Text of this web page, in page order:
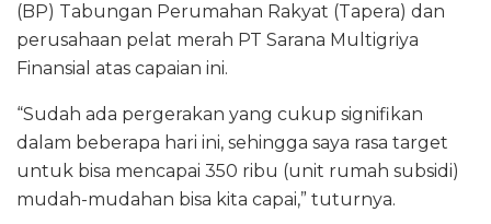
(BP) Tabungan Perumahan Rakyat (Tapera) dan
perusahaan pelat merah PT Sarana Multigriya
Finansial atas capaian ini.
“Sudah ada pergerakan yang cukup signifikan
dalam beberapa hari ini, sehingga saya rasa target
untuk bisa mencapai 350 ribu (unit rumah subsidi)
mudah-mudahan bisa kita capai,” tuturnya.